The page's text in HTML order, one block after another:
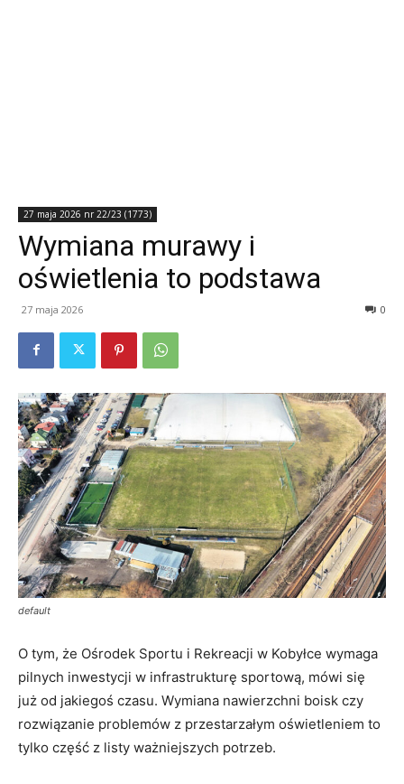
27 maja 2026 nr 22/23 (1773)
Wymiana murawy i
oświetlenia to podstawa
27 maja 2026 0
default
O tym, że Ośrodek Sportu i Rekreacji w Kobyłce wymaga
pilnych inwestycji w infrastrukturę sportową, mówi się
już od jakiegoś czasu. Wymiana nawierzchni boisk czy
rozwiązanie problemów z przestarzałym oświetleniem to
tylko część z listy ważniejszych potrzeb.